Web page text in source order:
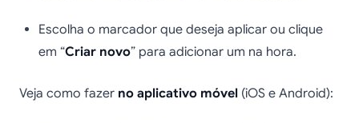
Escolha o marcador que deseja aplicar ou clique
em “Criar novo” para adicionar um na hora.
Veja como fazer no aplicativo móvel (iOS e Android):